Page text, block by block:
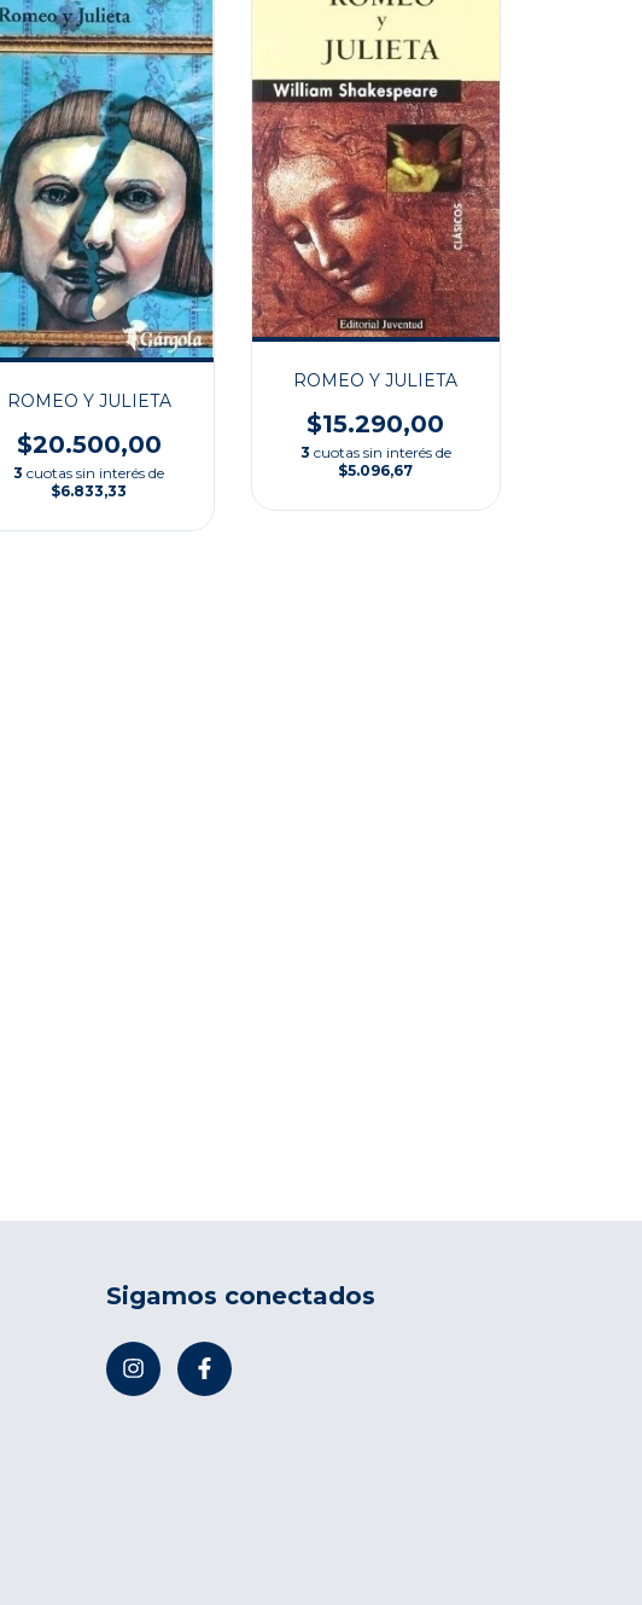
ROMEO Y JULIETA
$20.500,00
3 cuotas sin interés de
$6.833,33
ROMEO Y JULIETA
$15.290,00
3 cuotas sin interés de
$5.096,67
Sigamos conectados